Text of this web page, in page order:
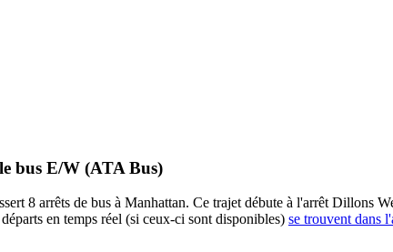
bus E/W (ATA Bus)
8 arrêts de bus à Manhattan. Ce trajet débute à l'arrêt Dillons
en temps réel (si ceux-ci sont disponibles) se trouvent dans